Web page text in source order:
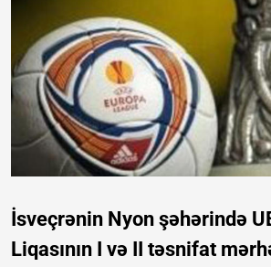
İsveçrənin Nyon şəhərində
Liqasının I və II təsnifat